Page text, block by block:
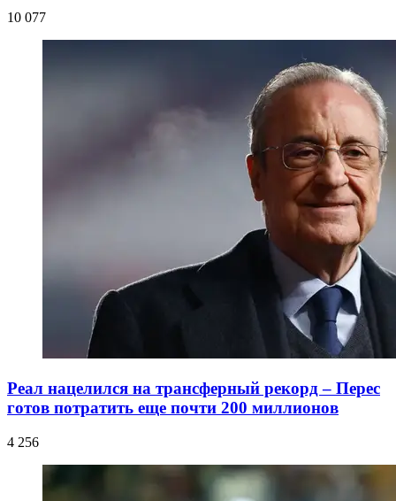
10 077
Реал нацелился на трансферный рекорд – Перес
готов потратить еще почти 200 миллионов
4 256